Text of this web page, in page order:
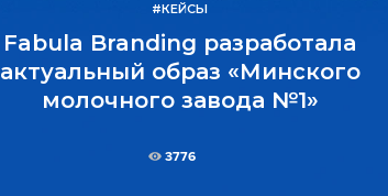
#КЕЙСЫ
Fabula Branding разработала
актуальный образ «Минского
молочного завода №1»
3776